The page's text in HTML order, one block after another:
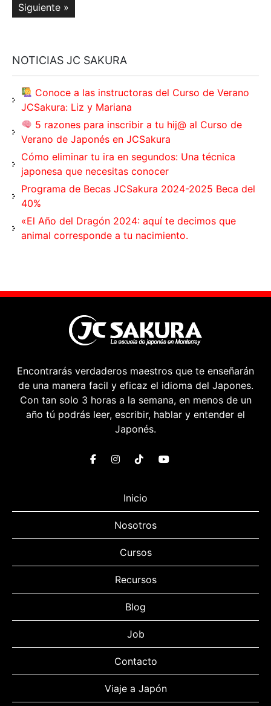
Siguiente »
NOTICIAS JC SAKURA
Conoce a las instructoras del Curso de Verano
JCSakura: Liz y Mariana
5 razones para inscribir a tu hij@ al Curso de
Verano de Japonés en JCSakura
Cómo eliminar tu ira en segundos: Una técnica
japonesa que necesitas conocer
Programa de Becas JCSakura 2024-2025 Beca del
40%
«El Año del Dragón 2024: aquí te decimos que
animal corresponde a tu nacimiento.
Encontrarás verdaderos maestros que te enseñarán
de una manera facil y eficaz el idioma del Japones.
Con tan solo 3 horas a la semana, en menos de un
año tú podrás leer, escribir, hablar y entender el
Japonés.
Inicio
Nosotros
Cursos
Recursos
Blog
Job
Contacto
Viaje a Japón